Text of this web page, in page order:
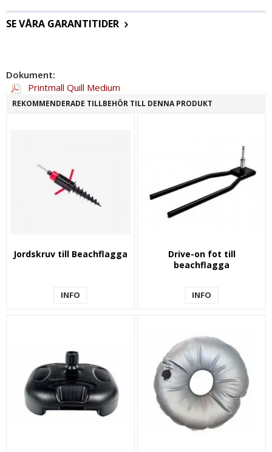
SE VÅRA GARANTITIDER
Dokument:
Printmall Quill Medium
REKOMMENDERADE TILLBEHÖR TILL DENNA PRODUKT
Jordskruv till Beachflagga
INFO
Drive-on fot till
beachflagga
INFO